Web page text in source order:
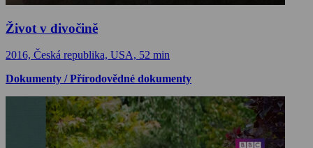
Život v divočině
2016, Česká republika, USA, 52 min
Dokumenty / Přírodovědné dokumenty